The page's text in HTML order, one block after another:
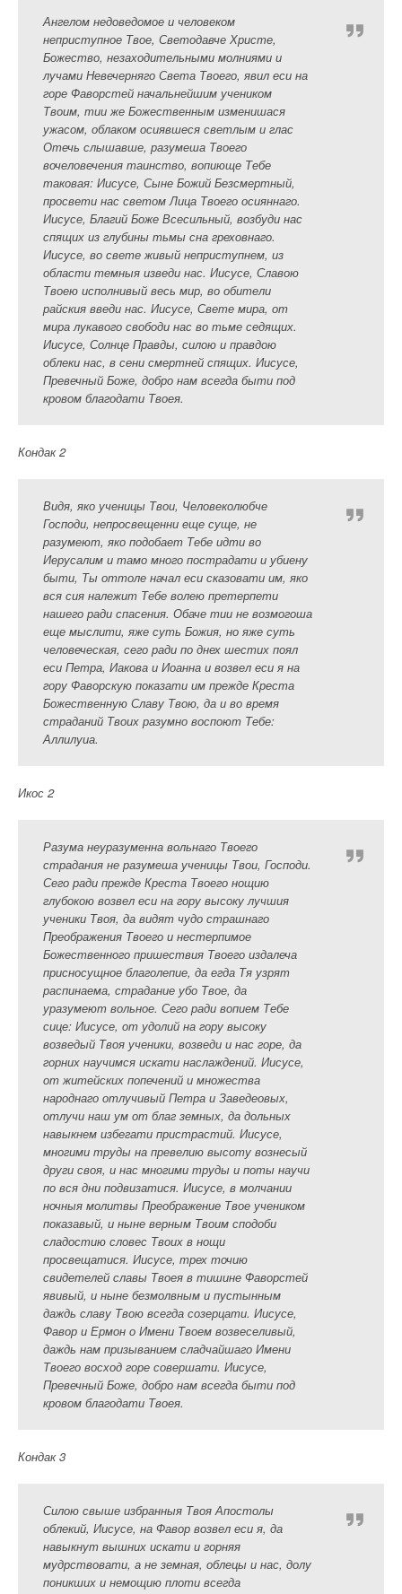
Ангелом недоведомое и человеком
неприступное Твое, Светодавче Христе,
Божество, незаходительными молниями и
лучами Невечерняго Света Твоего, явил еси на
горе Фаворстей начальнейшим учеником
Твоим, тии же Божественным изменишася
ужасом, облаком осиявшеся светлым и глас
Отечь слышавше, разумеша Твоего
вочеловечения таинство, вопиюще Тебе
таковая: Иисусе, Сыне Божий Безсмертный,
просвети нас светом Лица Твоего осияннаго.
Иисусе, Благий Боже Всесильный, возбуди нас
спящих из глубины тьмы сна греховнаго.
Иисусе, во свете живый неприступнем, из
области темныя изведи нас. Иисусе, Славою
Твоею исполнивый весь мир, во обители
райския введи нас. Иисусе, Свете мира, от
мира лукавого свободи нас во тьме седящих.
Иисусе, Солнце Правды, силою и правдою
облеки нас, в сени смертней спящих. Иисусе,
Превечный Боже, добро нам всегда быти под
кровом благодати Твоея.
Кондак 2
Видя, яко ученицы Твои, Человеколюбче
Господи, непросвещенни еще суще, не
разумеют, яко подобает Тебе идти во
Иерусалим и тамо много пострадати и убиену
быти, Ты оттоле начал еси сказовати им, яко
вся сия належит Тебе волею претерпети
нашего ради спасения. Обаче тии не возмогоша
еще мыслити, яже суть Божия, но яже суть
человеческая, сего ради по днех шестих поял
еси Петра, Иакова и Иоанна и возвел еси я на
гору Фаворскую показати им прежде Креста
Божественную Славу Твою, да и во время
страданий Твоих разумно воспоют Тебе:
Аллилуиа.
Икос 2
Разума неуразуменна вольнаго Твоего
страдания не разумеша ученицы Твои, Господи.
Сего ради прежде Креста Твоего нощию
глубокою возвел еси на гору высоку лучшия
ученики Твоя, да видят чудо страшнаго
Преображения Твоего и нестерпимое
Божественного пришествия Твоего издалеча
присносущное благолепие, да егда Тя узрят
распинаема, страдание убо Твое, да
уразумеют вольное. Сего ради вопием Тебе
сице: Иисусе, от удолий на гору высоку
возведый Твоя ученики, возведи и нас горе, да
горних научимся искати наслаждений. Иисусе,
от житейских попечений и множества
народнаго отлучивый Петра и Заведеовых,
отлучи наш ум от благ земных, да дольных
навыкнем избегати пристрастий. Иисусе,
многими труды на превелию высоту вознесый
други своя, и нас многими труды и поты научи
по вся дни подвизатися. Иисусе, в молчании
ночныя молитвы Преображение Твое учеником
показавый, и ныне верным Твоим сподоби
сладостию словес Твоих в нощи
просвещатися. Иисусе, трех точию
свидетелей славы Твоея в тишине Фаворстей
явивый, и ныне безмолвным и пустынным
даждь славу Твою всегда созерцати. Иисусе,
Фавор и Ермон о Имени Твоем возвеселивый,
даждь нам призыванием сладчайшаго Имени
Твоего восход горе совершати. Иисусе,
Превечный Боже, добро нам всегда быти под
кровом благодати Твоея.
Кондак 3
Силою свыше избранныя Твоя Апостолы
облекий, Иисусе, на Фавор возвел еси я, да
навыкнут вышних искати и горняя
мудрствовати, а не земная, облецы и нас, долу
поникших и немощию плоти всегда